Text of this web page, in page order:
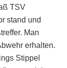
TSV
stand und
Man
erhalten.
Stippel